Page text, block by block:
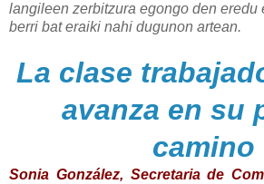
langileen zerbitzura egongo den eredu
berri bat eraiki nahi dugunon artean.
La clase
avanza en su
camino
Sonia González, Secretaria de